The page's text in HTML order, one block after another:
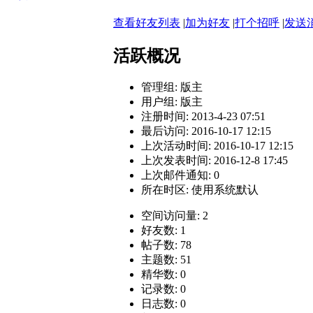
查看好友列表 |加为好友 |打个招呼 |发送
活跃概况
管理组: 版主
用户组: 版主
注册时间: 2013-4-23 07:51
最后访问: 2016-10-17 12:15
上次活动时间: 2016-10-17 12:15
上次发表时间: 2016-12-8 17:45
上次邮件通知: 0
所在时区: 使用系统默认
空间访问量: 2
好友数: 1
帖子数: 78
主题数: 51
精华数: 0
记录数: 0
日志数: 0